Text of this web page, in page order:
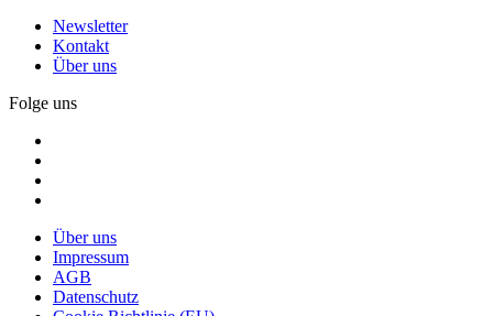
Newsletter
Kontakt
Über uns
Folge uns
Über uns
Impressum
AGB
Datenschutz